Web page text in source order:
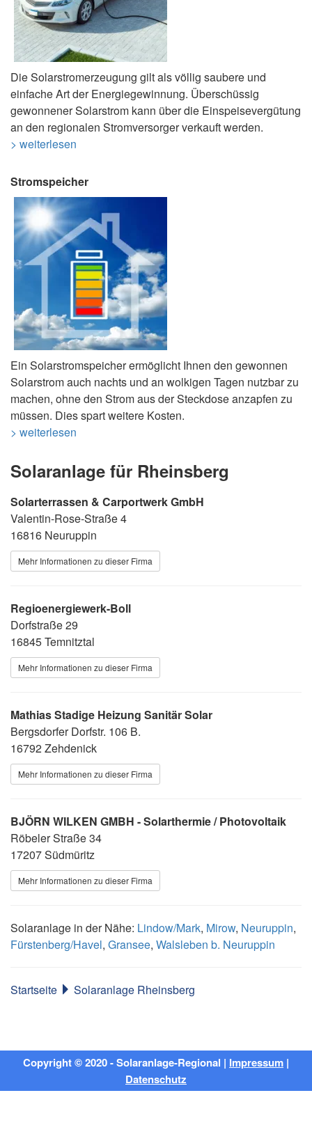
Die Solarstromerzeugung gilt als völlig saubere und
einfache Art der Energiegewinnung. Überschüssig
gewonnener Solarstrom kann über die Einspeisevergütung
an den regionalen Stromversorger verkauft werden.
> weiterlesen
Stromspeicher
Ein Solarstromspeicher ermöglicht Ihnen den gewonnen
Solarstrom auch nachts und an wolkigen Tagen nutzbar zu
machen, ohne den Strom aus der Steckdose anzapfen zu
müssen. Dies spart weitere Kosten.
> weiterlesen
Solaranlage für Rheinsberg
Solarterrassen & Carportwerk GmbH
Valentin-Rose-Straße 4
16816 Neuruppin
Mehr Informationen zu dieser Firma
Regioenergiewerk-Boll
Dorfstraße 29
16845 Temnitztal
Mehr Informationen zu dieser Firma
Mathias Stadige Heizung Sanitär Solar
Bergsdorfer Dorfstr. 106 B.
16792 Zehdenick
Mehr Informationen zu dieser Firma
BJÖRN WILKEN GMBH - Solarthermie / Photovoltaik
Röbeler Straße 34
17207 Südmüritz
Mehr Informationen zu dieser Firma
Solaranlage in der Nähe: Lindow/Mark, Mirow, Neuruppin,
Fürstenberg/Havel, Gransee, Walsleben b. Neuruppin
Startseite Solaranlage Rheinsberg
Copyright © 2020 - Solaranlage-Regional | Impressum |
Datenschutz